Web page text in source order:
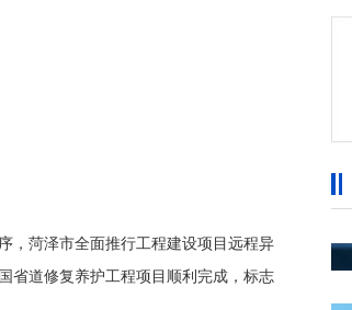
，菏泽市全面推行工程建设项目远程异
省道修复养护工程项目顺利完成，标志